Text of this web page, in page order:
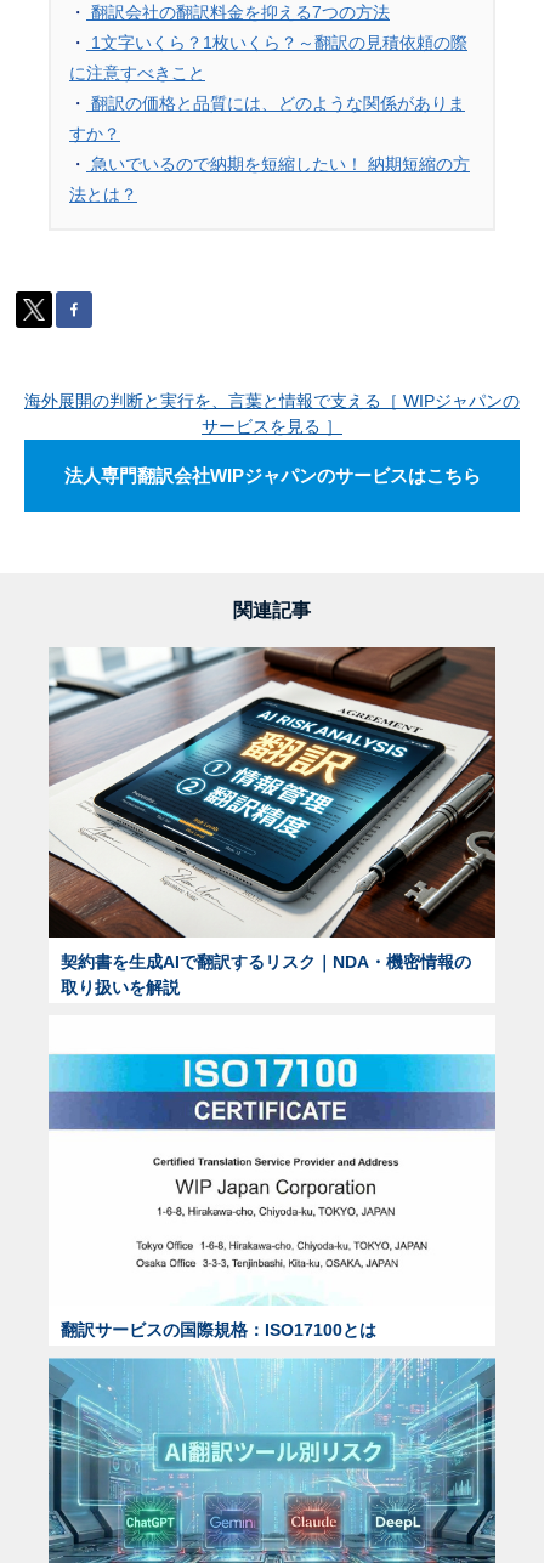
・ 翻訳会社の翻訳料金を抑える7つの方法
・
1文字いくら？1枚いくら？～翻訳の見積依頼の際
に注意すべきこと
・ 翻訳の価格と品質には、どのような関係がありま
すか？
・ 急いでいるので納期を短縮したい！ 納期短縮の方
法とは？
海外展開の判断と実行を、言葉と情報で支える［ WIPジャパンの
サービスを見る ］
法人専門翻訳会社WIPジャパンのサービスはこちら
関連記事
契約書を生成AIで翻訳するリスク｜NDA・機密情報の
取り扱いを解説
翻訳サービスの国際規格：ISO17100とは